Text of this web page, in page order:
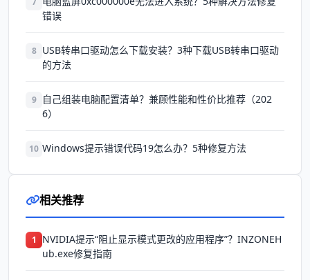
错误
8 USB转串口驱动怎么下载安装？3种下载USB转串口驱动
的方法
9
自己组装电脑配置清单？兼顾性能和性价比推荐（202
6）
10 Windows提示错误代码19怎么办？5种修复方法
相关推荐
1
NVIDIA提示“阻止显示模式更改的应用程序”？INZONEH
ub.exe修复指南